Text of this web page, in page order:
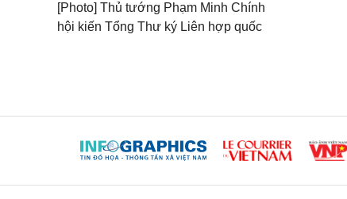
[Photo] Thủ tướng Phạm Minh Chính
hội kiến Tổng Thư ký Liên hợp quốc